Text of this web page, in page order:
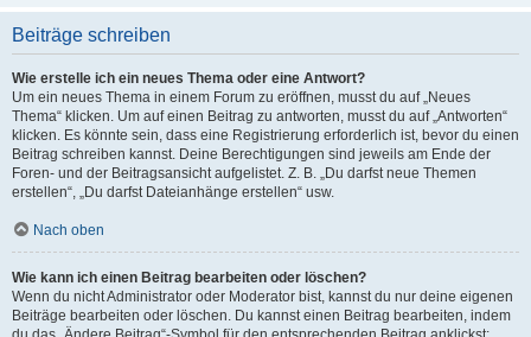
Beiträge schreiben
Wie erstelle ich ein neues Thema oder eine Antwort?
Um ein neues Thema in einem Forum zu eröffnen, musst du auf „Neues
Thema“ klicken. Um auf einen Beitrag zu antworten, musst du auf „Antworten“
klicken. Es könnte sein, dass eine Registrierung erforderlich ist, bevor du einen
Beitrag schreiben kannst. Deine Berechtigungen sind jeweils am Ende der
Foren- und der Beitragsansicht aufgelistet. Z. B. „Du darfst neue Themen
erstellen“, „Du darfst Dateianhänge erstellen“ usw.
Nach oben
Wie kann ich einen Beitrag bearbeiten oder löschen?
Wenn du nicht Administrator oder Moderator bist, kannst du nur deine eigenen
Beiträge bearbeiten oder löschen. Du kannst einen Beitrag bearbeiten, indem